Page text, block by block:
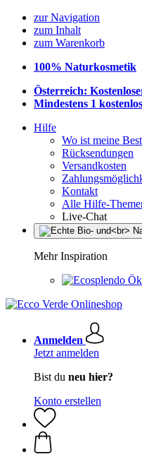
zur Navigation
zum Inhalt
zum Warenkorb
100% Naturkosmetik
Österreich:
Mindestens 1
Hilfe
Wo ist meine
Rücksendungen
Versandkosten
Kontakt
Alle Hilfe-
Live-Chat
Mehr Inspiration
Anmelden
Jetzt anmelden
Bist du neu hier?
Konto erstellen